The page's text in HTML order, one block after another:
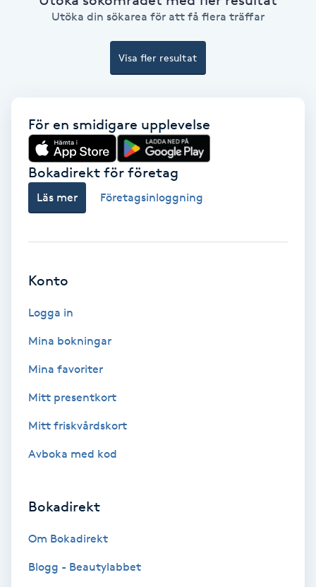
Ansiktsbehandling djuprengörande
Bambumassage
Barber
Blowout
Bottenfärg
Brynfärgning
Bröllopsuppsättning
Celluliter
Utöka din sökarea för att få flera träffar
Visa fler resultat
För en smidigare upplevelse
Bokadirekt för företag
Läs mer Företagsinloggning
Konto
Logga in
Mina bokningar
Mina favoriter
Mitt presentkort
Mitt friskvårdskort
Avboka med kod
Bokadirekt
Om Bokadirekt
Blogg - Beautylabbet